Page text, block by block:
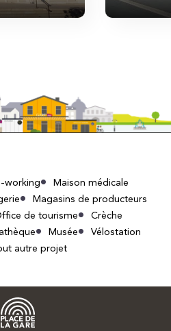
working
Maison médicale
Magasins de producteurs
de tourisme
Crèche
Musée
Vélostation
autre projet